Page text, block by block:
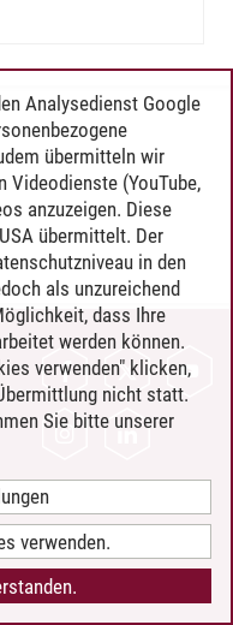
Analysedienst Google
übermitteln wir
Videodienste (YouTube,
anzuzeigen. Diese
übermittelt. Der
in den
als unzureichend
dass Ihre
werden können.
verwenden" klicken,
nicht statt.
Sie bitte unserer
verwenden.